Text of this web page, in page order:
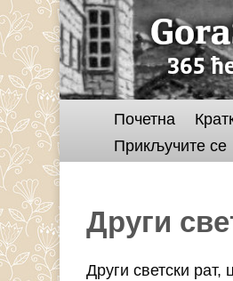
Почетна
Прикључите се
Други
Други светски